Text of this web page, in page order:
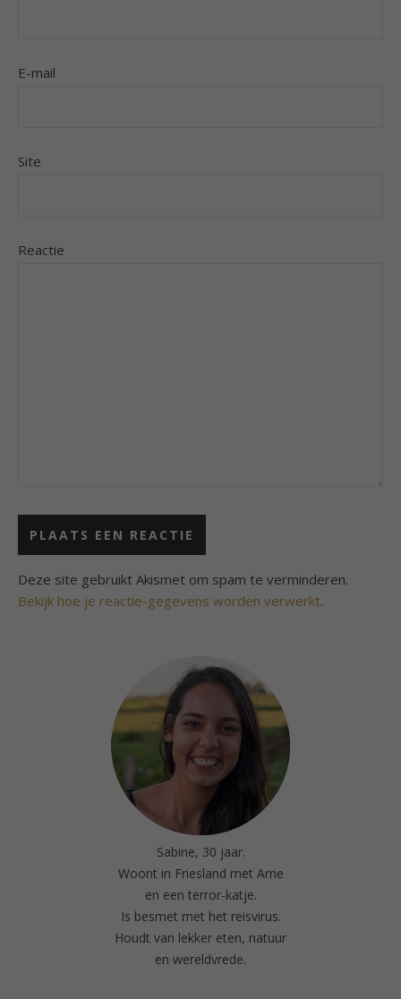
E-mail
Site
Reactie
Deze site gebruikt Akismet om spam te verminderen.
Bekijk hoe je reactie-gegevens worden verwerkt.
Sabine, 30 jaar.
Woont in Friesland met Arne
en een terror-katje.
Is besmet met het reisvirus.
Houdt van lekker eten, natuur
en wereldvrede.